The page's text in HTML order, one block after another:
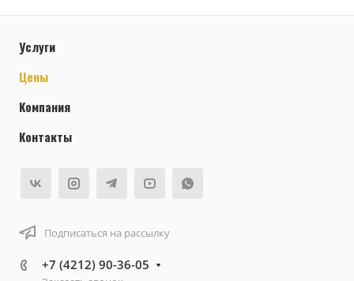
Услуги
Цены
Компания
Контакты
Подписаться на рассылку
+7 (4212) 90-36-05